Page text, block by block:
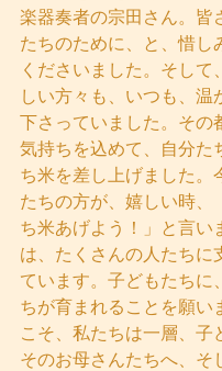
楽器奏者の宗田さん。皆
たちのために、と、惜し
くださいました。そして
しい方々も、いつも、温
下さっていました。その
気持ちを込めて、自分た
ち米を差し上げました。
たちの方が、嬉しい時、
ち米あげよう！」と言い
は、たくさんの人たちに
ています。子どもたちに
ちが育まれることを願い
こそ、私たちは一層、子
そのお母さんたちへ、そ